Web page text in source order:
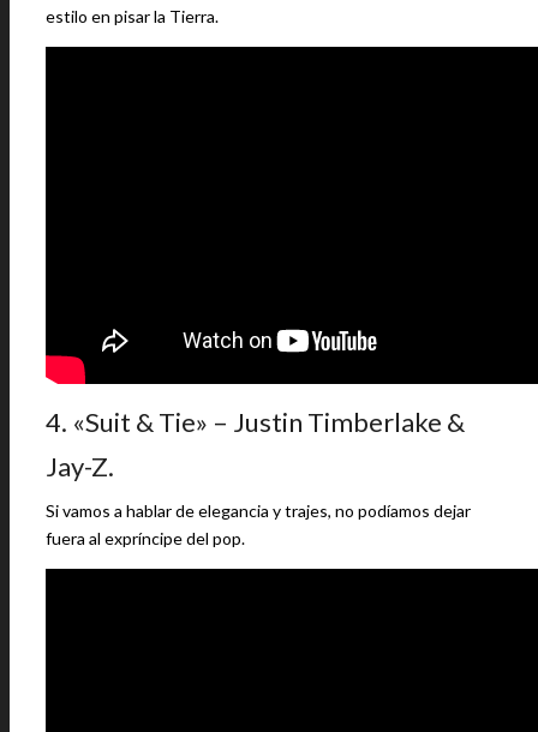
estilo en pisar la Tierra.
4. «Suit & Tie» – Justin Timberlake &
Jay-Z.
Si vamos a hablar de elegancia y trajes, no podíamos dejar
fuera al expríncipe del pop.